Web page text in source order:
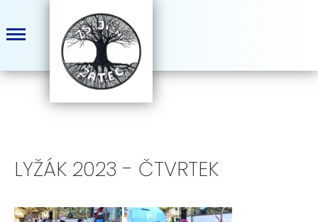
LYŽÁK 2023 - ČTVRTEK